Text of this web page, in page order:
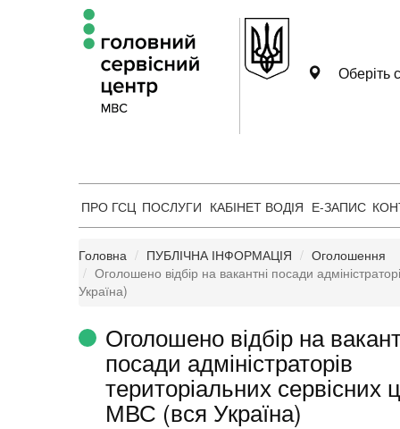
Оберіть
ПРО ГСЦ ПОСЛУГИ КАБІНЕТ ВОДІЯ Е-ЗАПИС
Головна ПУБЛІЧНА ІНФОРМАЦІЯ
Оголошення
Оголошено відбір на вакантні посади
Україна)
Оголошено відбір на
посади адміністраторів
територіальних сервісних
МВС (вся Україна)